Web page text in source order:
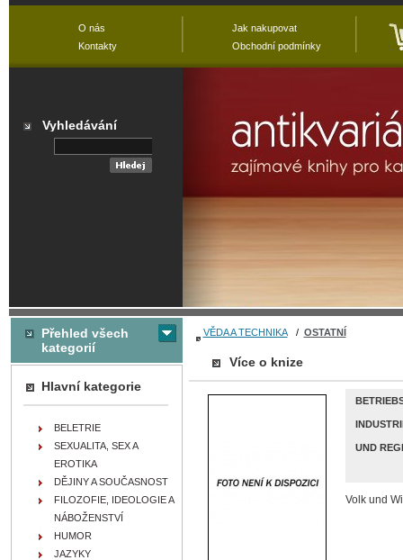
VĚDA A TECHNIKA/ OSTATNÍ
Více o knize
D
Volk und
Přehled všech
kategorií
Hlavní kategorie
BELETRIE
SEXUALITA, SEX A
EROTIKA
DĚJINY A SOUČASNOST
FILOZOFIE, IDEOLOGIE A
NÁBOŽENSTVÍ
HUMOR
JAZYKY
O nás
Kontakty
Jak nakupovat
Obchodní podmínky
Vyhledávání